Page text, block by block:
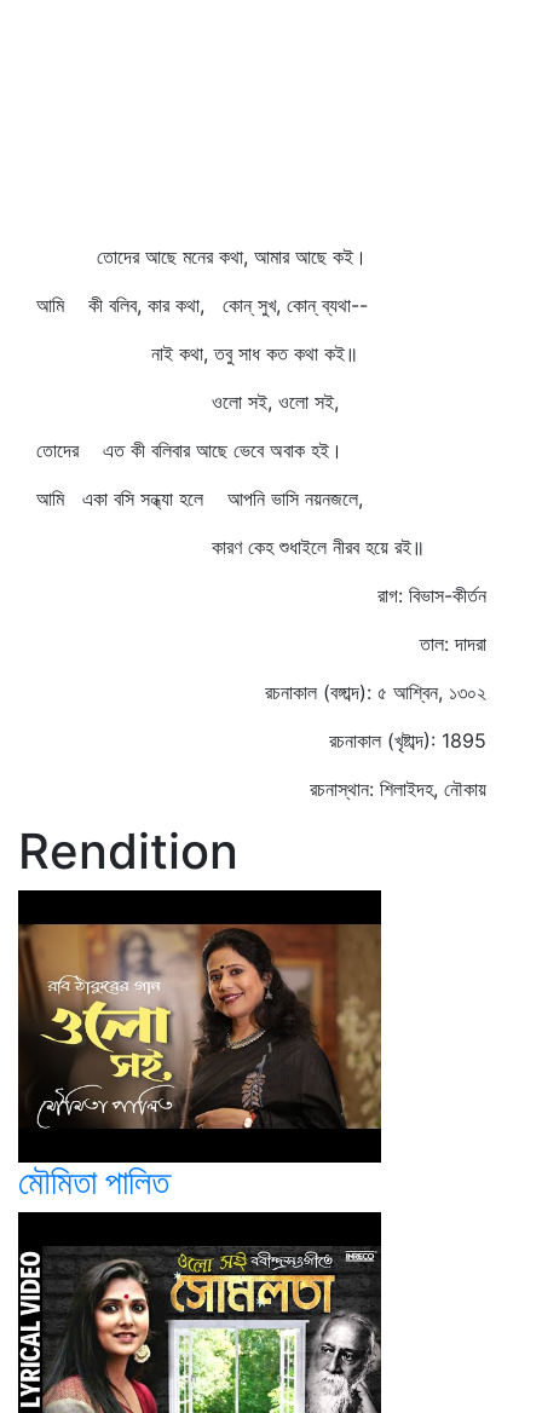
তোদের আছে মনের কথা, আমার আছে কই।
আমি কী বলিব, কার কথা, কোন্‌ সুখ, কোন্‌ ব্যথা--
নাই কথা, তবু সাধ কত কথা কই॥
ওলো সই, ওলো সই,
তোদের এত কী বলিবার আছে ভেবে অবাক হই।
আমি একা বসি সন্ধ্যা হলে আপনি ভাসি নয়নজলে,
কারণ কেহ শুধাইলে নীরব হয়ে রই॥
রাগ: বিভাস-কীর্তন
তাল: দাদরা
রচনাকাল (বঙ্গাব্দ): ৫ আশ্বিন, ১৩০২
রচনাকাল (খৃষ্টাব্দ): 1895
রচনাস্থান: শিলাইদহ, নৌকায়
Rendition
মৌমিতা পালিত